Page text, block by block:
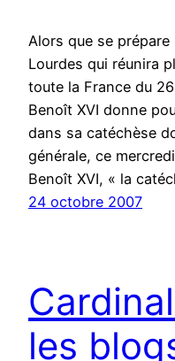
Alors que se
Lourdes qui réunira
toute la France du
Benoît XVI donne
dans sa catéchèse
générale, ce
Benoît XVI, « la
24 octobre 2007
les